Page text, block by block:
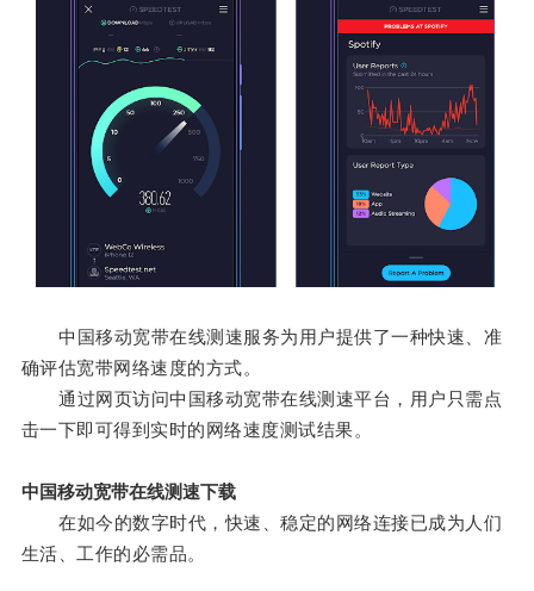
中国移动宽带在线测速服务为用户提供了一种快速、准
确评估宽带网络速度的方式。
通过网页访问中国移动宽带在线测速平台，用户只需点
击一下即可得到实时的网络速度测试结果。
中国移动宽带在线测速下载
在如今的数字时代，快速、稳定的网络连接已成为人们
生活、工作的必需品。